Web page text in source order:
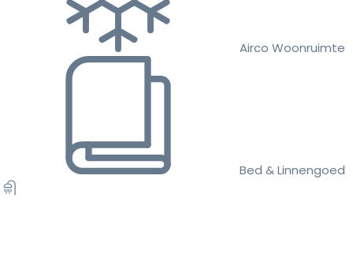
Airco Woonruimte
Bed & Linnengoed